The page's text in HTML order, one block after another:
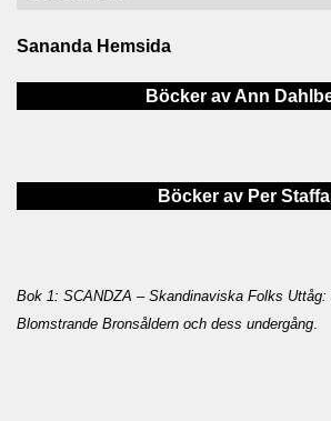
Sananda Hemsida
Böcker av Ann
Böcker av Per
Bok 1: SCANDZA – Skandinaviska Folks Uttåg:
Blomstrande Bronsåldern och dess undergång